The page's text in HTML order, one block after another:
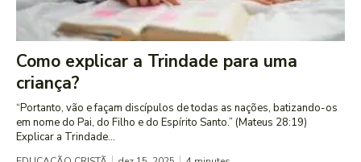
Como explicar a Trindade para uma
criança?
“Portanto, vão e façam discípulos de todas as nações, batizando-os
em nome do Pai, do Filho e do Espírito Santo.” (Mateus 28:19)
Explicar a Trindade...